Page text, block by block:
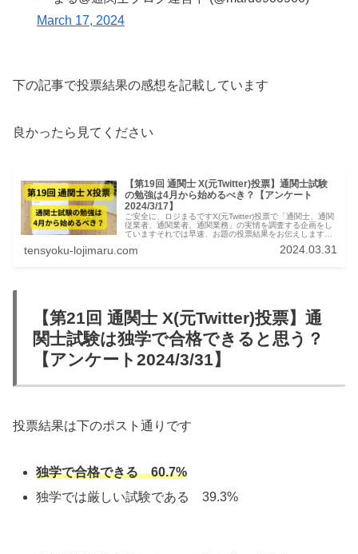
March 17, 2024
下の記事で投票結果の感想を記載しています
良かったら見てください
【第19回 通関士 X(元Twitter)投票】通関士試験
の勉強は4月から始めるべき？【アンケート
2024/3/17】
ご安全に、ロジまるですX(元Twitter)投票で「通関士、通関
従業者、通関業者、通関業務」の実情を調査する企画をし
ていますそれでは早速、お題の投票結果をお伝えします通
るべ...
tensyoku-lojimaru.com 2024.03.31
【第21回 通関士 X(元Twitter)投票】通
関士試験は独学で合格できると思う？
【アンケート2024/3/31】
投票結果は下のポスト通りです
独学で合格できる 60.7%
独学では厳しい試験である 39.3%